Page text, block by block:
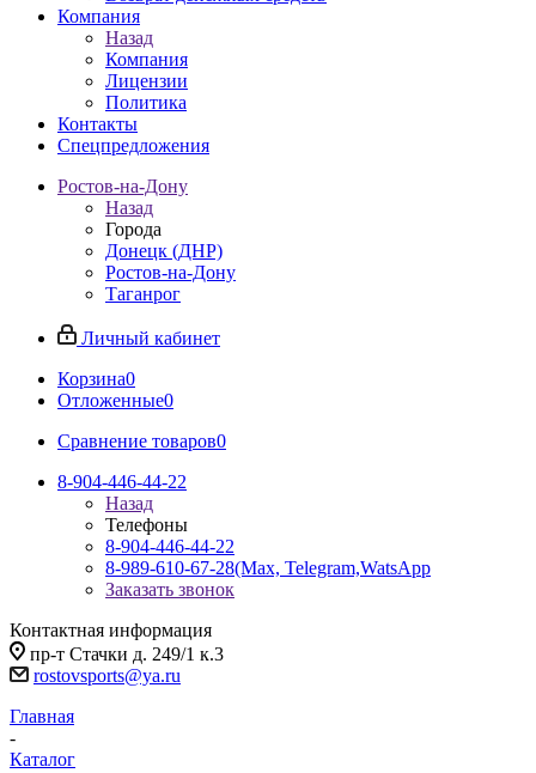
Компания
Назад
Компания
Лицензии
Политика
Контакты
Спецпредложения
Ростов-на-Дону
Назад
Города
Донецк (ДНР)
Ростов-на-Дону
Таганрог
Личный кабинет
Корзина0
Отложенные0
Сравнение товаров0
8-904-446-44-22
Назад
Телефоны
8-904-446-44-22
8-989-610-67-28(Max, Telegram,WatsApp
Заказать звонок
Контактная информация
пр-т Стачки д. 249/1 к.3
rostovsports@ya.ru
Главная
-
Каталог